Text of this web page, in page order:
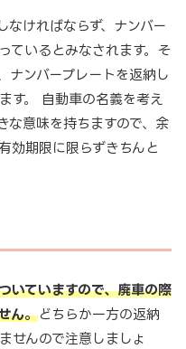
なければならず、ナンバー
ているとみなされます。そ
ナンバープレートを返納し
す。 自動車の名義を考え
な意味を持ちますので、余
効期限に限らずきちんと
いていますので、廃車の際
ん。どちらか一方の返納
せんので注意しましょ